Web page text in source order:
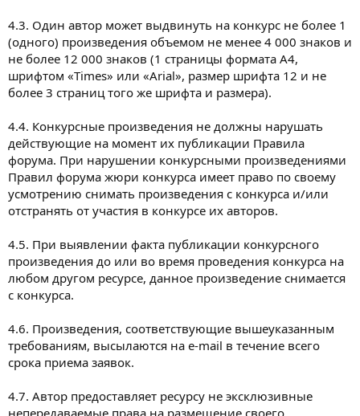
4.3. Один автор может выдвинуть на конкурс не более 1
(одного) произведения объемом не менее 4 000 знаков и
не более 12 000 знаков (1 страницы формата А4,
шрифтом «Times» или «Arial», размер шрифта 12 и не
более 3 страниц того же шрифта и размера).
4.4. Конкурсные произведения не должны нарушать
действующие на момент их публикации Правила
форума. При нарушении конкурсными произведениями
Правил форума жюри конкурса имеет право по своему
усмотрению снимать произведения с конкурса и/или
отстранять от участия в конкурсе их авторов.
4.5. При выявлении факта публикации конкурсного
произведения до или во время проведения конкурса на
любом другом ресурсе, данное произведение снимается
с конкурса.
4.6. Произведения, соответствующие вышеуказанным
требованиям, высылаются на e-mail в течение всего
срока приема заявок.
4.7. Автор предоставляет ресурсу не эксклюзивные
непередаваемые права на размещение своего